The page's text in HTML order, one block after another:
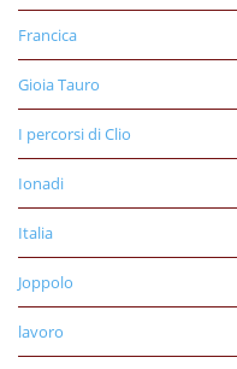
Francica
Gioia Tauro
I percorsi di Clio
Ionadi
Italia
Joppolo
lavoro